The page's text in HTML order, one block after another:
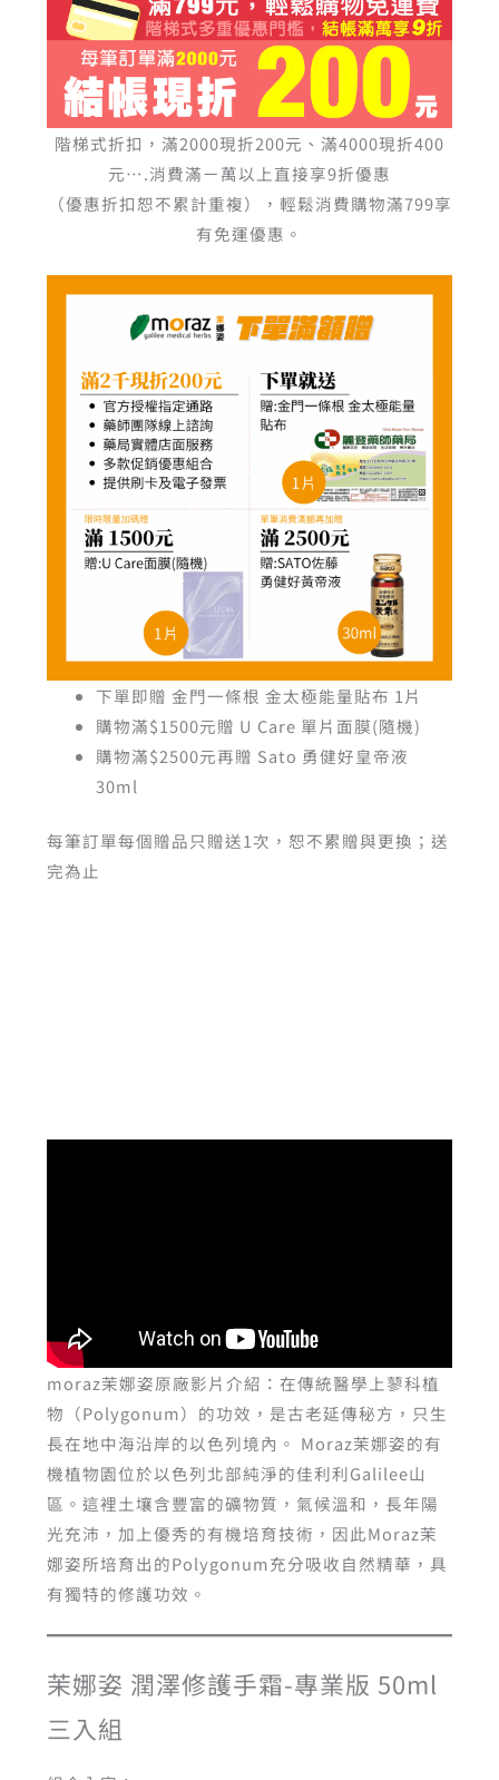
階梯式折扣，滿2000現折200元、滿4000現折400
元….消費滿ㄧ萬以上直接享9折優惠
（優惠折扣恕不累計重複），輕鬆消費購物滿799享
有免運優惠。
下單即贈 金門一條根 金太極能量貼布 1片
購物滿$1500元贈 U Care 單片面膜(隨機)
購物滿$2500元再贈 Sato 勇健好皇帝液
30ml
每筆訂單每個贈品只贈送1次，恕不累贈與更換；送
完為止
moraz茉娜姿原廠影片介紹：在傳統醫學上蓼科植
物（Polygonum）的功效，是古老延傳秘方，只生
長在地中海沿岸的以色列境內。 Moraz茉娜姿的有
機植物園位於以色列北部純淨的佳利利Galilee山
區。這裡土壤含豐富的礦物質，氣候溫和，長年陽
光充沛，加上優秀的有機培育技術，因此Moraz茉
娜姿所培育出的Polygonum充分吸收自然精華，具
有獨特的修護功效。
茉娜姿 潤澤修護手霜-專業版 50ml
三入組